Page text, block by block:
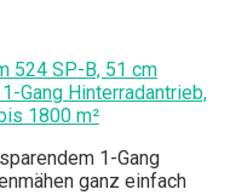
524 SP-B, 51 cm
Gang Hinterradantrieb,
1800 m²
1-Gang
ganz einfach